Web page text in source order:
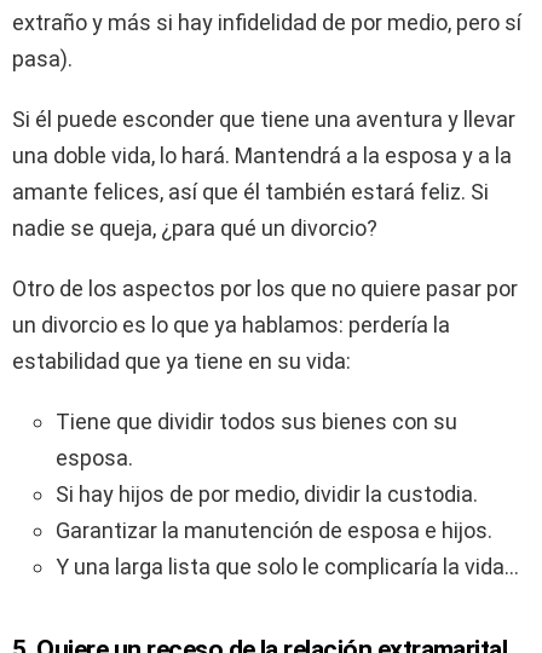
extraño y más si hay infidelidad de por medio, pero sí
pasa).
Si él puede esconder que tiene una aventura y llevar
una doble vida, lo hará. Mantendrá a la esposa y a la
amante felices, así que él también estará feliz. Si
nadie se queja, ¿para qué un divorcio?
Otro de los aspectos por los que no quiere pasar por
un divorcio es lo que ya hablamos: perdería la
estabilidad que ya tiene en su vida:
Tiene que dividir todos sus bienes con su
esposa.
Si hay hijos de por medio, dividir la custodia.
Garantizar la manutención de esposa e hijos.
Y una larga lista que solo le complicaría la vida…